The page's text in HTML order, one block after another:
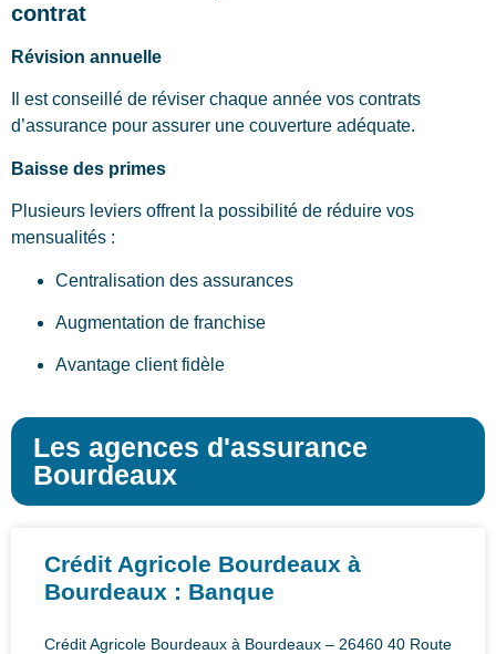
contrat
Révision annuelle
Il est conseillé de réviser chaque année vos contrats
d’assurance pour assurer une couverture adéquate.
Baisse des primes
Plusieurs leviers offrent la possibilité de réduire vos
mensualités :
Centralisation des assurances
Augmentation de franchise
Avantage client fidèle
Les agences d'assurance
Bourdeaux
Crédit Agricole Bourdeaux à
Bourdeaux : Banque
Crédit Agricole Bourdeaux à Bourdeaux – 26460 40 Route